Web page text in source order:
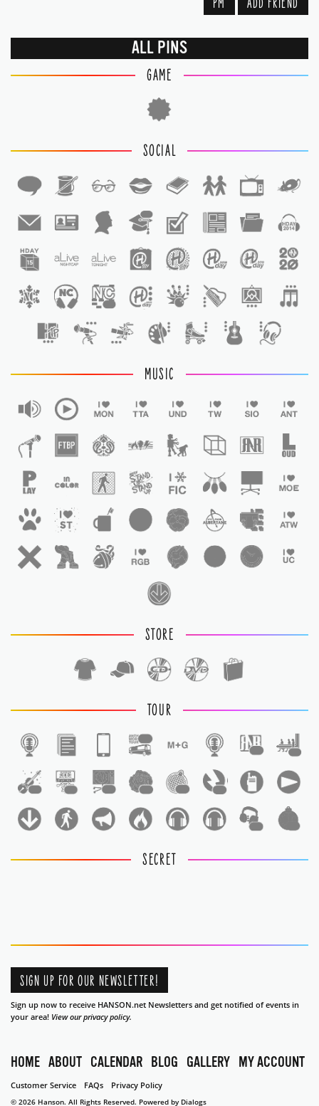
ALL PINS
GAME
SOCIAL
MUSIC
STORE
TOUR
SECRET
SIGN UP FOR OUR NEWSLETTER!
Sign up now to receive HANSON.net Newsletters and get notified of events in
your area! View our privacy policy.
HOME ABOUT CALENDAR BLOG GALLERY MY ACCOUNT
Customer Service FAQs Privacy Policy
© 2026 Hanson. All Rights Reserved. Powered by Dialogs